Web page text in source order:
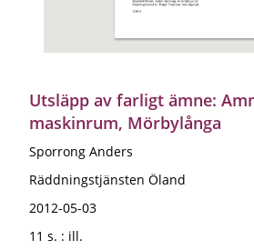
Utsläpp av farligt ämne:
maskinrum, Mörbylånga
Sporrong Anders
Räddningstjänsten Öland
2012-05-03
11 s. : ill.